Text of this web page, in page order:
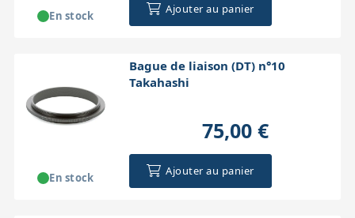
Ajouter au panier
En stock
Bague de liaison (DT) n°10
Takahashi
75,00 €
Ajouter au panier
En stock